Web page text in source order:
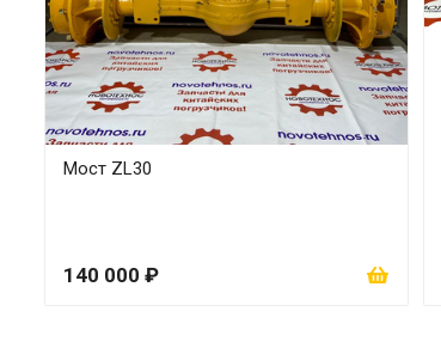
Мост ZL30
140 000 ₽